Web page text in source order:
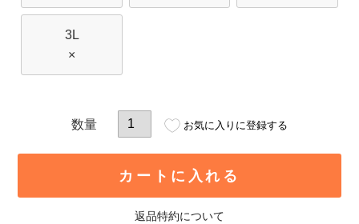
3L
×
お気に入りに登録する
カートに入れる
返品特約について